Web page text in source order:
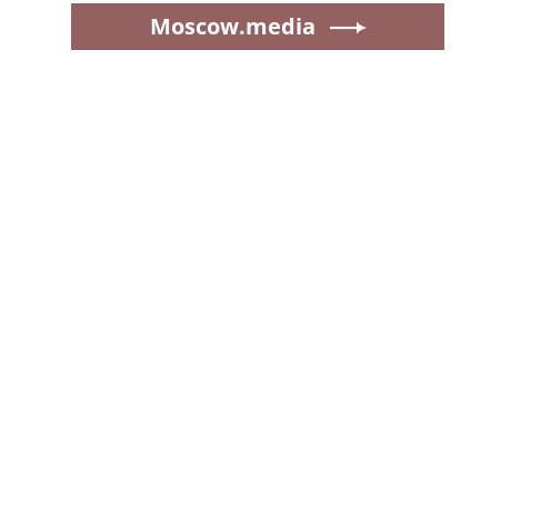
Moscow.media